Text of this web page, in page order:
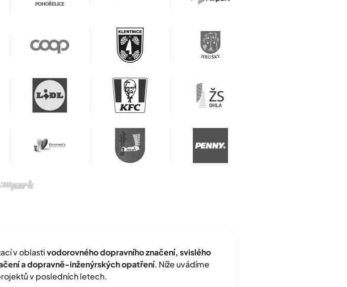
v oblastivodorovného dopravního značení, svislého
a dopravně-inženýrských opatření. Níže uvádíme
v posledních letech.